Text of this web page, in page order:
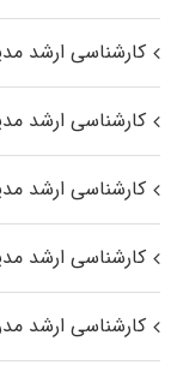
کارشناسی ارشد
کارشناسی ارشد
کارشناسی ارشد
کارشناسی ارشد
کارشناسی ارشد